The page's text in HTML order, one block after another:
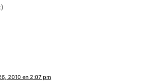
2010 en 2:07 pm